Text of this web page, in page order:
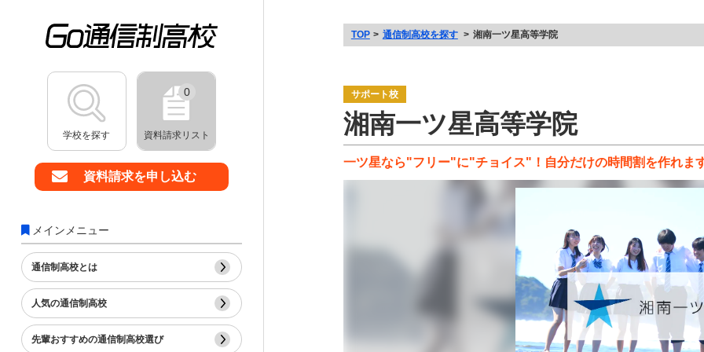
学校を探す
0
資料請求リスト
資料請求を申し込む
メインメニュー
通信制高校とは
人気の通信制高校
先輩おすすめの通信制高校選び
TOP 通信制高校を探す 湘南一ツ星高等学院
サポート校
湘南一ツ星高等学院
一ツ星なら"フリー"に"チョイス"！自分だけの時間割を作れま